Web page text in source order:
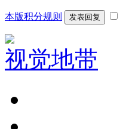
本版积分规则 发表回复
视觉地带